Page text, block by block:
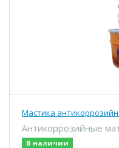
Мастика
Антикоррозийные
В наличии